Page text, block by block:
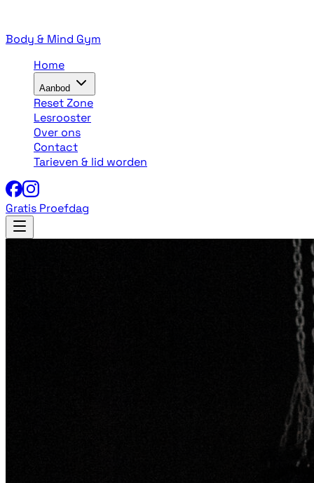
Body & Mind Gym
Home
Aanbod
Reset Zone
Lesrooster
Over ons
Contact
Tarieven & lid worden
Gratis Proefdag